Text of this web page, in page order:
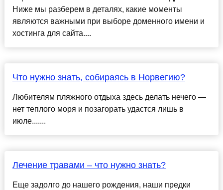
Ниже мы разберем в деталях, какие моменты
являются важными при выборе доменного имени и
хостинга для сайта....
Что нужно знать, собираясь в Норвегию?
Любителям пляжного отдыха здесь делать нечего —
нет теплого моря и позагорать удастся лишь в
июле.......
Лечение травами – что нужно знать?
Еще задолго до нашего рождения, наши предки